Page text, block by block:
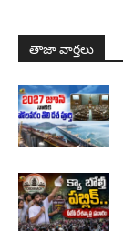
తాజా వార్తలు